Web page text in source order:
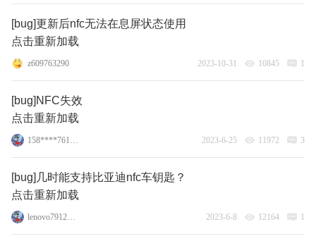
[bug]更新后nfc无法在息屏状态使用
点击重新加载
z609763290 2023-10-31 10845 1
[bug]NFC失效
点击重新加载
158****7611_3 2023-6-25 11972 3
[bug]几时能支持比亚迪nfc车钥匙？
点击重新加载
lenovo79121511 2023-6-8 12164 1